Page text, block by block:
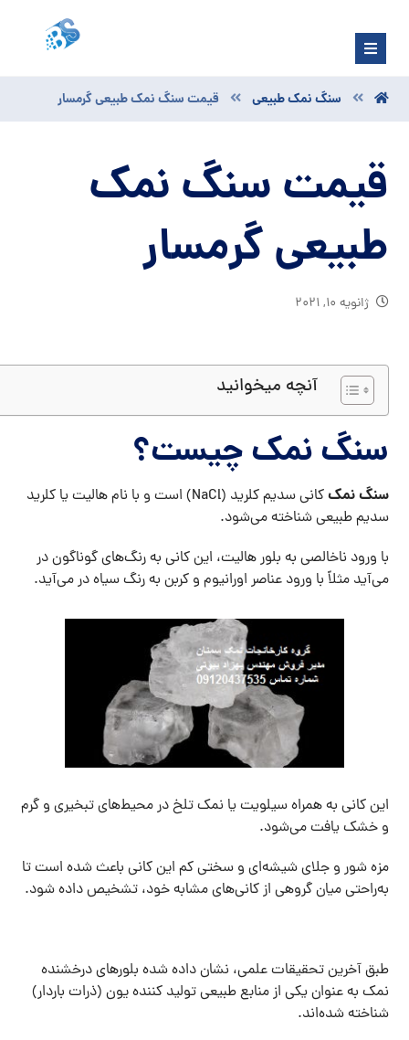
سنگ نمک طبیعی قیمت سنگ نمک طبیعی گرمسار
قیمت سنگ نمک
طبیعی گرمسار
ژانویه ۱۰, ۲۰۲۱
آنچه میخوانید
سنگ نمک چیست؟
سنگ نمک
کانی سدیم کلرید (NaCl) است و با نام هالیت یا کلرید
سدیم طبیعی شناخته می‌شود.
با ورود ناخالصی به بلور هالیت، این کانی به رنگ‌های گوناگون در
می‌آید مثلاً با ورود عناصر اورانیوم و کربن به رنگ سیاه در می‌آید.
این کانی به همراه سیلویت یا نمک تلخ در محیط‌های تبخیری و گرم
و خشک یافت می‌شود.
مزه شور و جلای شیشه‌ای و سختی کم این کانی باعث شده است تا
به‌راحتی میان گروهی از کانی‌های مشابه خود، تشخیص داده شود.
طبق آخرین تحقیقات علمی، نشان داده شده بلور‌های درخشنده
نمک به عنوان یکی از منابع طبیعی تولید کننده‌ یون (ذرات باردار)
شناخته شده‌اند.